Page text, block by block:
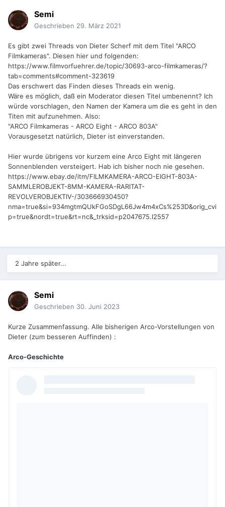
Semi
Geschrieben 29. März 2021
Es gibt zwei Threads von Dieter Scherf mit dem Titel "ARCO
Filmkameras". Diesen hier und folgenden:
https://www.filmvorfuehrer.de/topic/30693-arco-filmkameras/?
tab=comments#comment-323619
Das erschwert das Finden dieses Threads ein wenig.
Wäre es möglich, daß ein Moderator diesen Titel umbenennt? Ich
würde vorschlagen, den Namen der Kamera um die es geht in den
Titen mit aufzunehmen. Also:
"ARCO Filmkameras - ARCO Eight - ARCO 803A"
Vorausgesetzt natürlich, Dieter ist einverstanden.
Hier wurde übrigens vor kurzem eine Arco Eight mit längeren
Sonnenblenden versteigert. Hab ich bisher noch nie gesehen.
https://www.ebay.de/itm/FILMKAMERA-ARCO-EIGHT-803A-
SAMMLEROBJEKT-8MM-KAMERA-RARITAT-
REVOLVEROBJEKTIV-/303666930450?
nma=true&si=934mgtmQUkFGoSDgL66Jw4m4xCs%253D&orig_cvi
p=true&nordt=true&rt=nc&_trksid=p2047675.l2557
2 Jahre später...
Semi
Geschrieben 30. Juni 2023
Kurze Zusammenfassung. Alle bisherigen Arco-Vorstellungen von
Dieter (zum besseren Auffinden) :
Arco-Geschichte